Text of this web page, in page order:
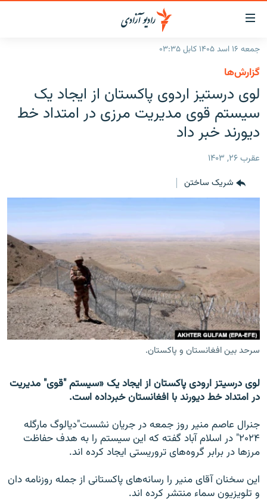
لینک‌های
قابل
دسترسی
بازگشت
متن
اصلی
بازگشت
منوی
اصلی
صفحه
افغانستان
منطقه
خبرها
افغانستان
جدول نشرات
مجموعه تصویری
بحران مهاجرت
تماس
صفحه پشتو
Azadi English
همۀ سایت‌های رادیو آزادی/ رادیو اروپای آزاد
جمعه ۱۶ اسد ۱۴۰۵ کابل ۰۳:۳۵
گزارش‌ها
لوی درستیز اردوی پاکستان از ایجاد یک
سیستم قوی مدیریت مرزی در امتداد خط
دیورند خبر داد
عقرب ۲۶, ۱۴۰۳
شریک ساختن
سرحد بین افغانستان و پاکستان.
لوی درسیتز ارودی پاکستان از ایجاد یک «سیستم "قوی" مدیریت
در امتداد خط دیورند با افغانستان خبرداده است.
جنرال عاصم منیر روز جمعه در جریان نشست"دیالوگ مارگله
۲۰۲۴" در اسلام آباد گفته که این سیستم را به هدف حفاظت
مرزها در برابر گروه‌های تروریستی ایجاد کرده اند.
این سخنان آقای منیر را رسانه‌های پاکستانی از جمله روزنامه دان
و تلویزیون سماء منتشر کرده اند.